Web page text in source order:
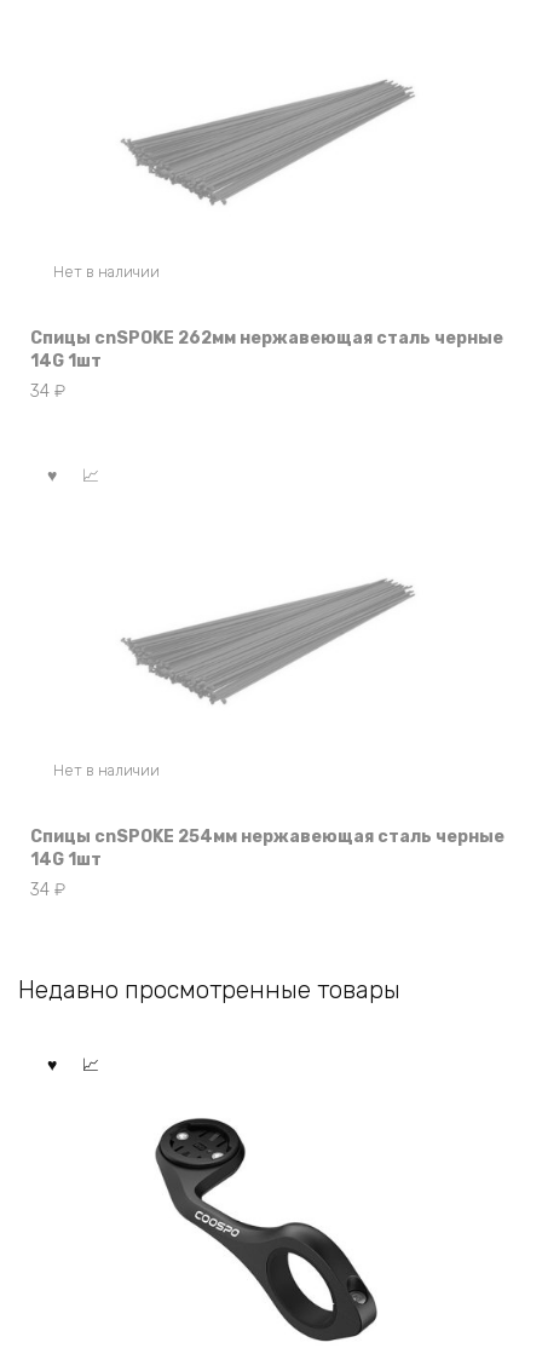
Нет в наличии
Спицы cnSPOKE 262мм нержавеющая сталь черные
14G 1шт
34 ₽
Нет в наличии
Спицы cnSPOKE 254мм нержавеющая сталь черные
14G 1шт
34 ₽
Недавно просмотренные товары